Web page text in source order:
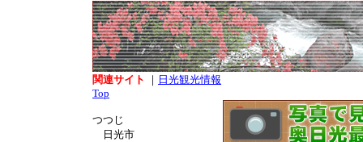
関連サイト ｜ 日光観光情報
Top
つつじ
日光市